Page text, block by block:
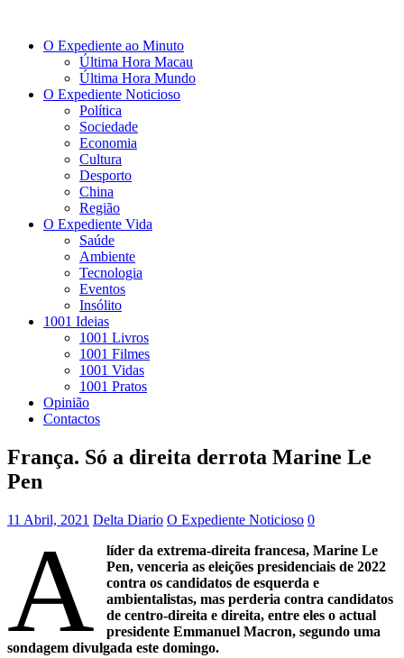
O Expediente ao Minuto
Última Hora Macau
Última Hora Mundo
O Expediente Noticioso
Política
Sociedade
Economia
Cultura
Desporto
China
Região
O Expediente Vida
Saúde
Ambiente
Tecnologia
Eventos
Insólito
1001 Ideias
1001 Livros
1001 Filmes
1001 Vidas
1001 Pratos
Opinião
Contactos
França. Só a direita derrota Marine Le
Pen
11 Abril, 2021 Delta Diario O Expediente Noticioso 0
A
líder da extrema-direita francesa, Marine Le
Pen, venceria as eleições presidenciais de 2022
contra os candidatos de esquerda e
ambientalistas, mas perderia contra candidatos
de centro-direita e direita, entre eles o actual
presidente Emmanuel Macron, segundo uma
sondagem divulgada este domingo.